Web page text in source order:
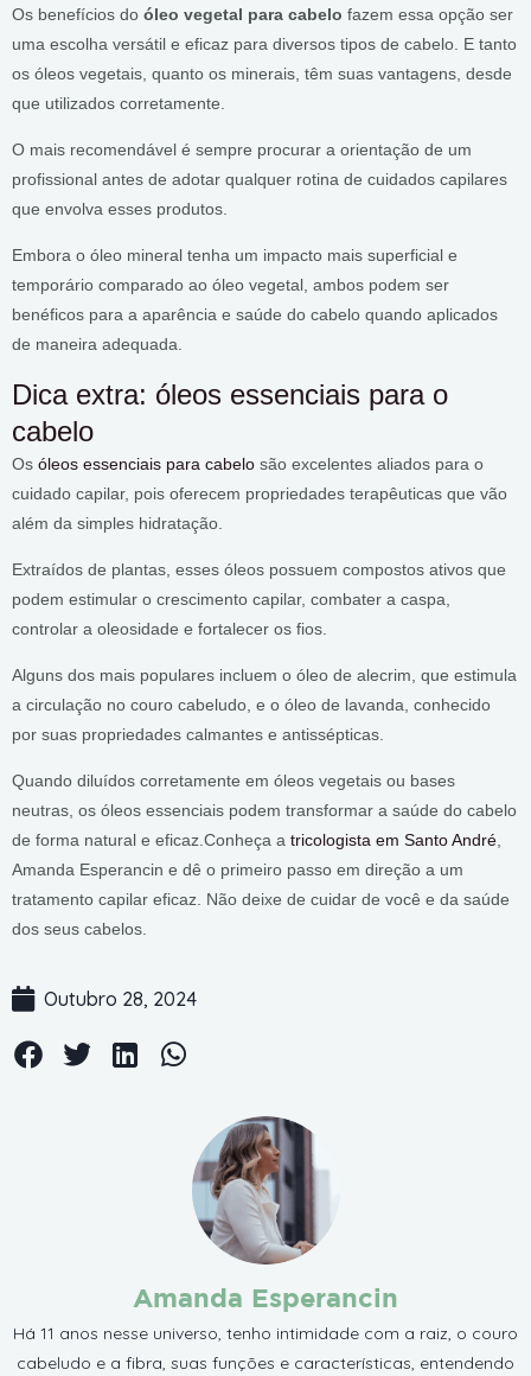
Os benefícios do óleo vegetal para cabelo fazem essa opção ser
uma escolha versátil e eficaz para diversos tipos de cabelo. E tanto
os óleos vegetais, quanto os minerais, têm suas vantagens, desde
que utilizados corretamente.
O mais recomendável é sempre procurar a orientação de um
profissional antes de adotar qualquer rotina de cuidados capilares
que envolva esses produtos.
Embora o óleo mineral tenha um impacto mais superficial e
temporário comparado ao óleo vegetal, ambos podem ser
benéficos para a aparência e saúde do cabelo quando aplicados
de maneira adequada.
Dica extra: óleos essenciais para o
cabelo
Os óleos essenciais para cabelo são excelentes aliados para o
cuidado capilar, pois oferecem propriedades terapêuticas que vão
além da simples hidratação.
Extraídos de plantas, esses óleos possuem compostos ativos que
podem estimular o crescimento capilar, combater a caspa,
controlar a oleosidade e fortalecer os fios.
Alguns dos mais populares incluem o óleo de alecrim, que estimula
a circulação no couro cabeludo, e o óleo de lavanda, conhecido
por suas propriedades calmantes e antissépticas.
Quando diluídos corretamente em óleos vegetais ou bases
neutras, os óleos essenciais podem transformar a saúde do cabelo
de forma natural e eficaz.Conheça a tricologista em Santo André
Amanda Esperancin e dê o primeiro passo em direção a um
tratamento capilar eficaz. Não deixe de cuidar de você e da saúde
dos seus cabelos.
Outubro 28, 2024
Amanda Esperancin
Há 11 anos nesse universo, tenho intimidade com a raiz, o couro
cabeludo e a fibra, suas funções e características, entendendo